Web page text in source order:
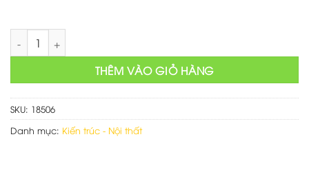
Thiết kế web bán đồ nội thất số lượng
THÊM VÀO GIỎ HÀNG
SKU: 18506
Danh mục: Kiến trúc - Nội thất